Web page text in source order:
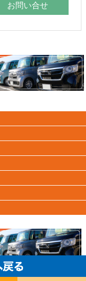
お問い合せ